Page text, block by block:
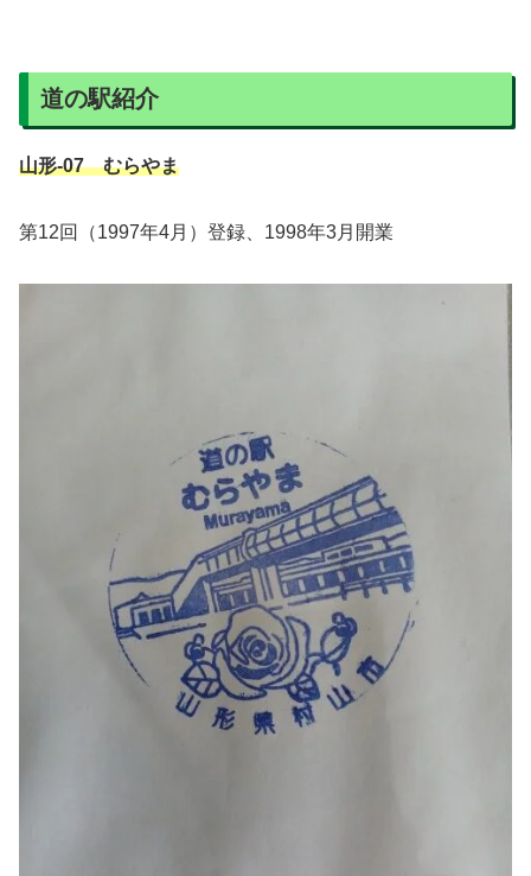
道の駅紹介
山形-07 むらやま
第12回（1997年4月）登録、1998年3月開業